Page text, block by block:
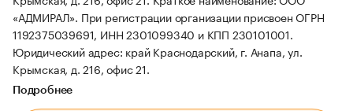
«АДМИРАЛ». При регистрации организации присвоен ОГРН
1192375039691, ИНН 2301099340 и КПП 230101001.
Юридический адрес: край Краснодарский, г. Анапа, ул.
Крымская, д. 216, офис 21.
Подробнее